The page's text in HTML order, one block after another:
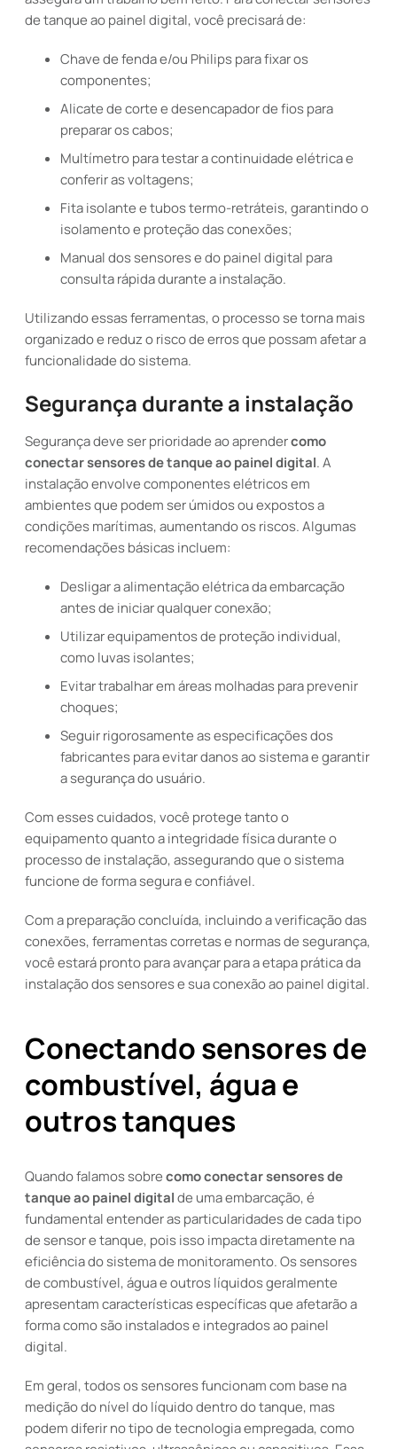
de tanque ao painel digital, você precisará de:
Chave de fenda e/ou Philips para fixar os
componentes;
Alicate de corte e desencapador de fios para
preparar os cabos;
Multímetro para testar a continuidade elétrica e
conferir as voltagens;
Fita isolante e tubos termo-retráteis, garantindo o
isolamento e proteção das conexões;
Manual dos sensores e do painel digital para
consulta rápida durante a instalação.
Utilizando essas ferramentas, o processo se torna mais
organizado e reduz o risco de erros que possam afetar a
funcionalidade do sistema.
Segurança durante a instalação
Segurança deve ser prioridade ao aprendercomo
conectar sensores de tanque ao painel digital. A
instalação envolve componentes elétricos em
ambientes que podem ser úmidos ou expostos a
condições marítimas, aumentando os riscos. Algumas
recomendações básicas incluem:
Desligar a alimentação elétrica da embarcação
antes de iniciar qualquer conexão;
Utilizar equipamentos de proteção individual,
como luvas isolantes;
Evitar trabalhar em áreas molhadas para prevenir
choques;
Seguir rigorosamente as especificações dos
fabricantes para evitar danos ao sistema e garantir
a segurança do usuário.
Com esses cuidados, você protege tanto o
equipamento quanto a integridade física durante o
processo de instalação, assegurando que o sistema
funcione de forma segura e confiável.
Com a preparação concluída, incluindo a verificação das
conexões, ferramentas corretas e normas de segurança,
você estará pronto para avançar para a etapa prática da
instalação dos sensores e sua conexão ao painel digital.
Conectando sensores de
combustível, água e
outros tanques
Quando falamos sobrecomo conectar sensores de
tanque ao painel digitalde uma embarcação, é
fundamental entender as particularidades de cada tipo
de sensor e tanque, pois isso impacta diretamente na
eficiência do sistema de monitoramento. Os sensores
de combustível, água e outros líquidos geralmente
apresentam características específicas que afetarão a
forma como são instalados e integrados ao painel
digital.
Em geral, todos os sensores funcionam com base na
medição do nível do líquido dentro do tanque, mas
podem diferir no tipo de tecnologia empregada, como